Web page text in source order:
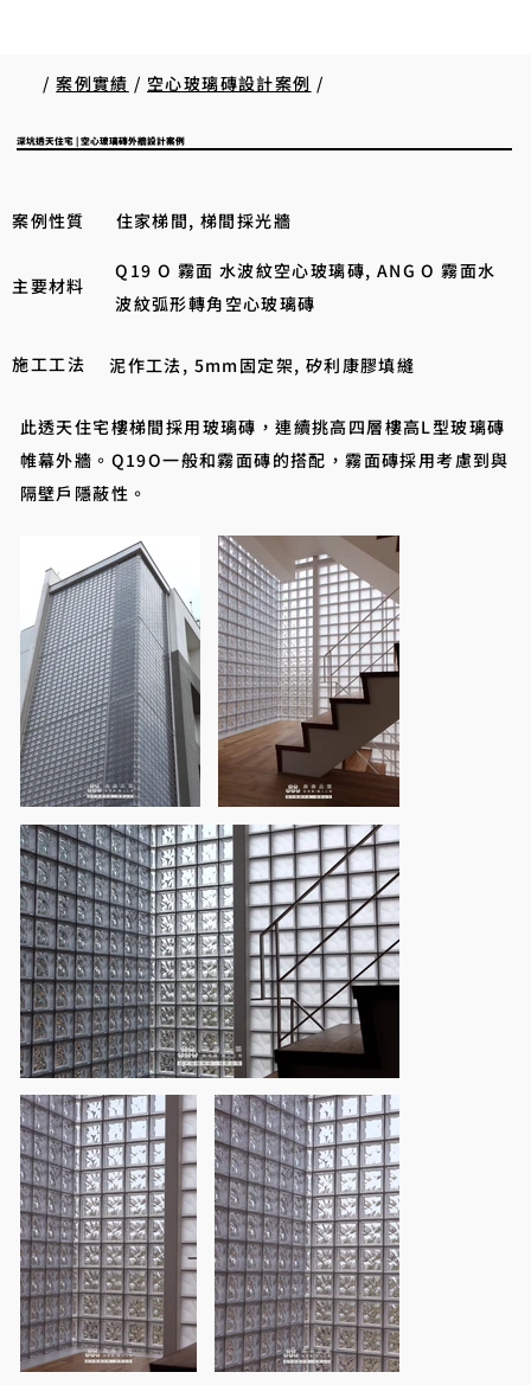
/案例實績 / 空心玻璃磚設計案例 /
此透天住宅樓梯間採用玻璃磚，連續挑高四層樓高L型玻璃磚
帷幕外牆。Q19O一般和霧面磚的搭配，霧面磚採用考慮到與
隔壁戶隱蔽性。
案例性質 住家梯間, 梯間採光牆
主要材料
Q19 O 霧面 水波紋空心玻璃磚, ANG O 霧面水
波紋弧形轉角空心玻璃磚
施工工法 泥作工法, 5mm固定架, 矽利康膠填縫
深坑透天住宅 | 空心玻璃磚外牆設計案例